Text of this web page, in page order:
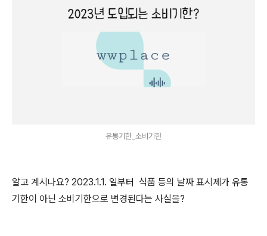
유통기한_소비기한
알고 계시나요? 2023.1.1. 일부터 식품 등의 날짜 표시제가 유통
기한이 아닌 소비기한으로 변경된다는 사실을?